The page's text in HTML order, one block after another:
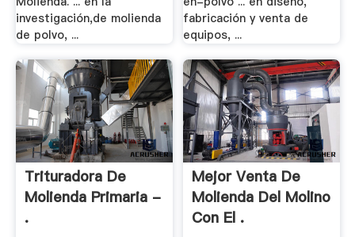
investigación,de molienda
de polvo, ...
fabricación y venta de
equipos, ...
Trituradora De
Molienda Primaria -
.
Mejor Venta De
Molienda Del Molino
Con El .